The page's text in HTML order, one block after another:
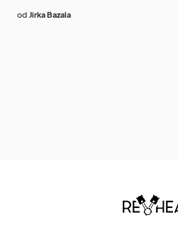
od Jirka Bazala